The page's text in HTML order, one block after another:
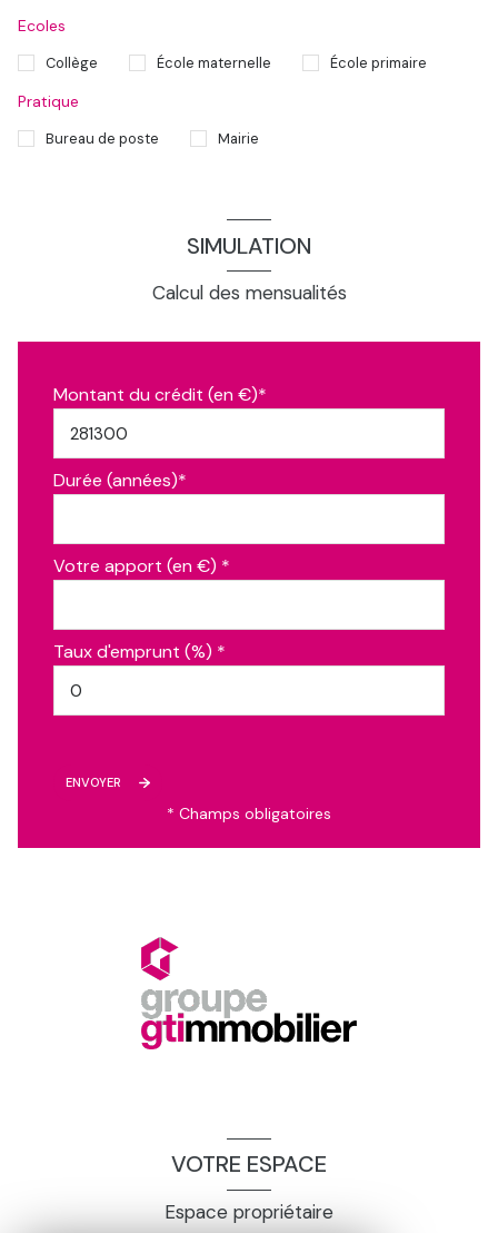
Ecoles
Collège École maternelle École primaire
Pratique
Bureau de poste Mairie
SIMULATION
Calcul des mensualités
Montant du crédit (en €)*
Durée (années)*
Votre apport (en €) *
Taux d'emprunt (%) *
ENVOYER
* Champs obligatoires
VOTRE ESPACE
Espace propriétaire